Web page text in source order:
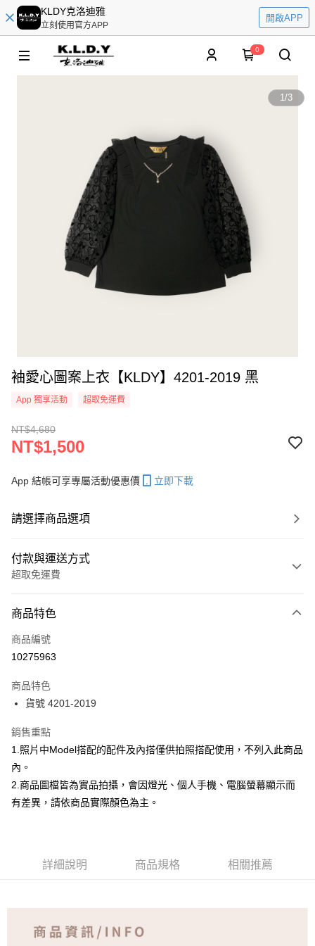
KLDY克洛迪雅
立刻使用官方APP
開啟APP
0
1/3
袖愛心圖案上衣【KLDY】4201-2019 黑
App 獨享活動 超取免運費
NT$4,680
NT$1,500
App 結帳可享專屬活動優惠價 立即下載
請選擇商品選項
付款與運送方式
超取免運費
信用卡一次付款
超商取貨付款
ATM付款
運送方式
全家取貨付款
付款後全家取貨
免運費
商品特色
商品編號
10275963
商品特色
貨號 4201-2019
銷售重點
1.照片中Model搭配的配件及內搭僅供拍照搭配使用，不列入此商品
內。
2.商品圖檔皆為實品拍攝，會因燈光、個人手機、電腦螢幕顯示而
有差異，請依商品實際顏色為主。
詳細說明 商品規格 相關推薦